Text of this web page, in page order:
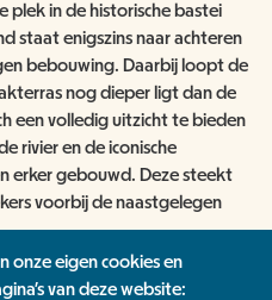
onze eigen cookies en
van deze website:
in de historische bastei
staat enigszins naar achteren
bebouwing. Daarbij loopt de
nog dieper ligt dan de
een volledig uitzicht te bieden
rivier en de iconische
erker gebouwd. Deze steekt
voorbij de naastgelegen
dubbele glasplaten van